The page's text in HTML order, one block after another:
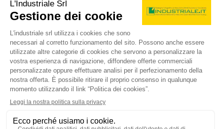
velocità mandrino 8000 giri al minuto - cambio pallet - magazzino
utensili 36 posizioni - cono ISO 40 - CNC Fanuc 21-M
🇮🇹 CASAVOLA spa
4
4
contatta
vedi di più
usato